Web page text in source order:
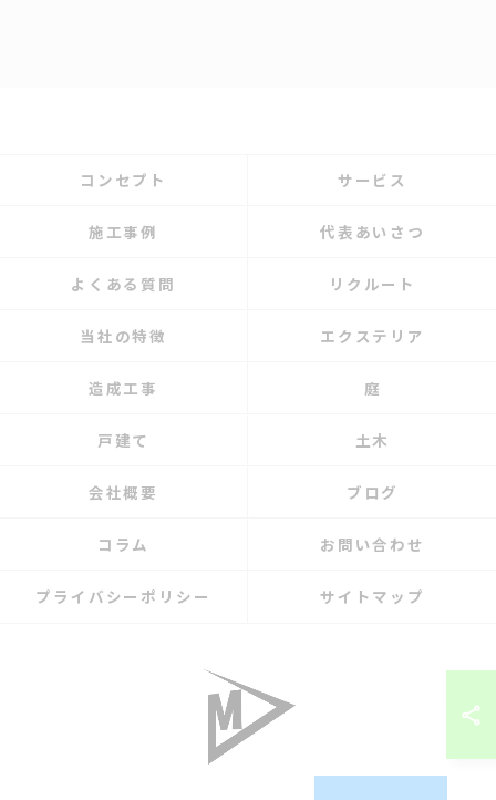
コンセプト サービス
施工事例 代表あいさつ
よくある質問 リクルート
当社の特徴 エクステリア
造成工事 庭
戸建て 土木
会社概要 ブログ
コラム お問い合わせ
プライバシーポリシー サイトマップ